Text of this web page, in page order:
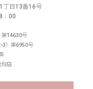
丁目13番16号
：00
第14630号
3）第6950号
録店